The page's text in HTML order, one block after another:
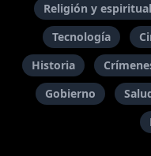
Religión y
Tecnología
Historia
Gobierno